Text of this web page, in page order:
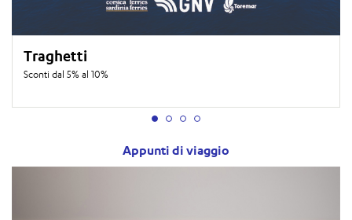
Traghetti
Sconti dal 5% al 10%
Appunti di viaggio